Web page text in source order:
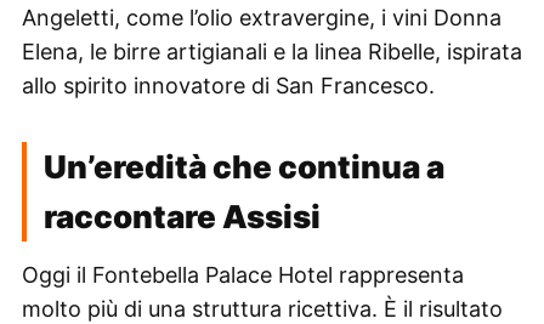
Angeletti, come l’olio extravergine, i vini Donna
Elena, le birre artigianali e la linea Ribelle, ispirata
allo spirito innovatore di San Francesco.
Un’eredità che continua a
raccontare Assisi
Oggi il Fontebella Palace Hotel rappresenta
molto più di una struttura ricettiva. È il risultato